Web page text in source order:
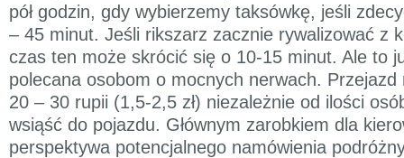
pół godzin, gdy wybierzemy taksówkę, jeśli
– 45 minut. Jeśli rikszarz zacznie rywalizować z
czas ten może skrócić się o 10-15 minut. Ale to
polecana osobom o mocnych nerwach.
20 – 30 rupii (1,5-2,5 zł) niezależnie od ilości
wsiąść do pojazdu. Głównym zarobkiem dla
perspektywa potencjalnego namówienia